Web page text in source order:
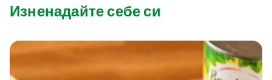
Изненадайте себе си